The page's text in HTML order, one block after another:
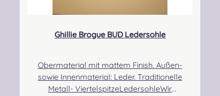
Ghillie Brogue BUD Ledersohle
Obermaterial mit mattem Finish. Außen-
sowie Innenmaterial: Leder. Traditionelle
Metall- ViertelspitzeLedersohleWir